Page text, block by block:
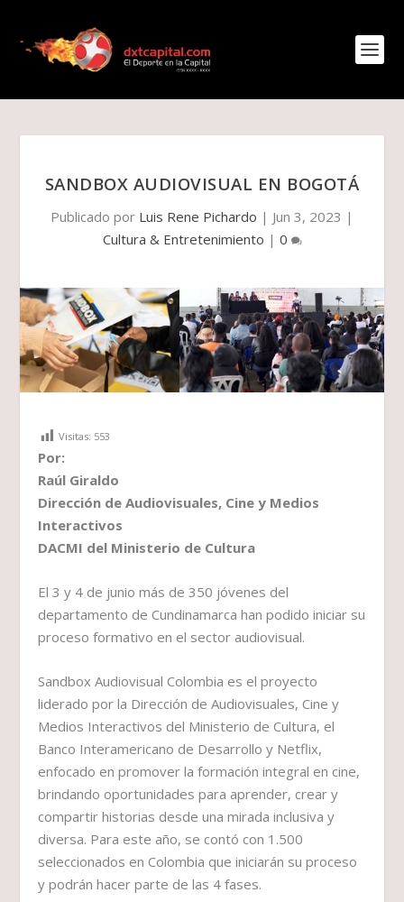
SANDBOX AUDIOVISUAL EN BOGOTÁ
Publicado por Luis Rene Pichardo | Jun 3, 2023 |
Cultura & Entretenimiento | 0
Visitas: 553
Por:
Raúl Giraldo
Dirección de Audiovisuales, Cine y Medios
Interactivos
DACMI del Ministerio de Cultura
El 3 y 4 de junio más de 350 jóvenes del
departamento de Cundinamarca han podido iniciar su
proceso formativo en el sector audiovisual.
Sandbox Audiovisual Colombia es el proyecto
liderado por la Dirección de Audiovisuales, Cine y
Medios Interactivos del Ministerio de Cultura, el
Banco Interamericano de Desarrollo y Netflix,
enfocado en promover la formación integral en cine,
brindando oportunidades para aprender, crear y
compartir historias desde una mirada inclusiva y
diversa. Para este año, se contó con 1.500
seleccionados en Colombia que iniciarán su proceso
y podrán hacer parte de las 4 fases.